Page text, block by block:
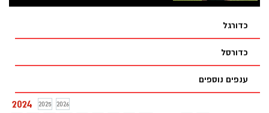
מונה לתפקיד המנכ"ל החדש, אריאל ברק
כדורגל
כדורסל
ענפים נוספים
2024 2025
2026